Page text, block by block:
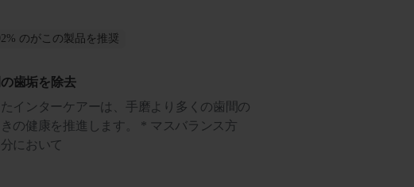
のがこの製品を推奨
歯垢を除去
インターケアーは、手磨より多くの歯間の
の健康を推進します。 * マスバランス方
において